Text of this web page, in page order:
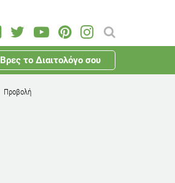
Βρες το Διαιτολόγο σου
Προβολή